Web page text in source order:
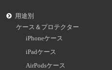
用途別
ケース＆プロテクター
iPhoneケース
iPadケース
AirPodsケース